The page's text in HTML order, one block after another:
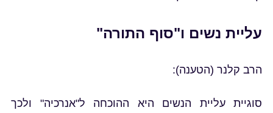
עליית נשים ו"סוף התורה"
הרב קלנר (הטענה):
סוגיית עליית הנשים היא ההוכחה ל"אנרכיה" ולכך